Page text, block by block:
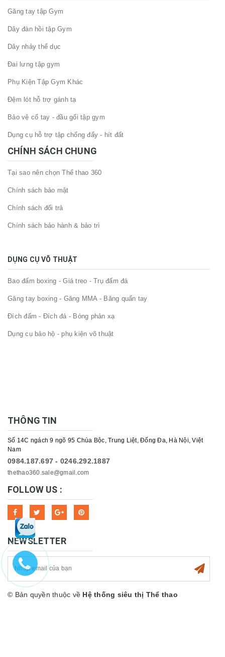
Găng tay tập Gym
Dây đàn hồi tập Gym
Dây nhảy thể dục
Đai lưng tập gym
Phụ Kiện Tập Gym Khác
Đệm lót hỗ trợ gánh tạ
Bảo vệ cổ tay - đầu gối tập gym
Dụng cụ hỗ trợ tập chống đẩy - hít đất
CHÍNH SÁCH CHUNG
Tại sao nên chọn Thể thao 360
Chính sách bảo mật
Chính sách đổi trả
Chính sách bảo hành & bảo trì
DỤNG CỤ VÕ THUẬT
Bao đấm boxing - Giá treo - Trụ đấm đá
Găng tay boxing - Găng MMA - Băng quấn tay
Đích đấm - Đích đá - Bóng phản xạ
Dụng cụ bảo hộ - phụ kiện võ thuật
THÔNG TIN
Số 14C ngách 9 ngõ 95 Chùa Bộc, Trung Liệt, Đống Đa, Hà Nội, Việt
Nam
0984.187.697 - 0246.292.1887
thethao360.sale@gmail.com
FOLLOW US :
NEWSLETTER
© Bản quyền thuộc về Hệ thống siêu thị Thể thao